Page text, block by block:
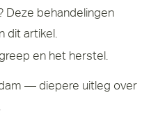
Deze behandelingen
dit artikel.
en het herstel.
— diepere uitleg over